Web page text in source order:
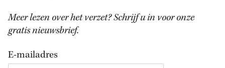
Meer lezen over het verzet? Schrijf u in voor onze
gratis nieuwsbrief.
E-mailadres